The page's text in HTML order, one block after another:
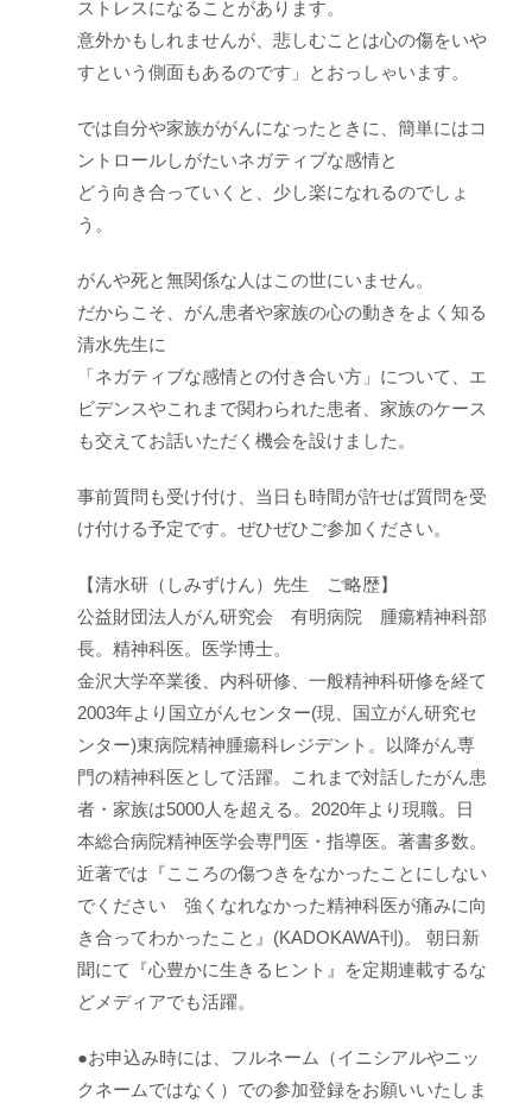
ストレスになることがあります。
意外かもしれませんが、悲しむことは心の傷をいや
すという側面もあるのです」とおっしゃいます。
では自分や家族ががんになったときに、簡単にはコ
ントロールしがたいネガティブな感情と
どう向き合っていくと、少し楽になれるのでしょ
う。
がんや死と無関係な人はこの世にいません。
だからこそ、がん患者や家族の心の動きをよく知る
清水先生に
「ネガティブな感情との付き合い方」について、エ
ビデンスやこれまで関わられた患者、家族のケース
も交えてお話いただく機会を設けました。
事前質問も受け付け、当日も時間が許せば質問を受
け付ける予定です。ぜひぜひご参加ください。
【清水研（しみずけん）先生 ご略歴】
公益財団法人がん研究会 有明病院 腫瘍精神科部
長。精神科医。医学博士。
金沢大学卒業後、内科研修、一般精神科研修を経て
2003年より国立がんセンター(現、国立がん研究セ
ンター)東病院精神腫瘍科レジデント。以降がん専
門の精神科医として活躍。これまで対話したがん患
者・家族は5000人を超える。2020年より現職。日
本総合病院精神医学会専門医・指導医。著書多数。
近著では『こころの傷つきをなかったことにしない
でください 強くなれなかった精神科医が痛みに向
き合ってわかったこと』(KADOKAWA刊)。 朝日新
聞にて『心豊かに生きるヒント』を定期連載するな
どメディアでも活躍。
●お申込み時には、フルネーム（イニシアルやニッ
クネームではなく）での参加登録をお願いいたしま